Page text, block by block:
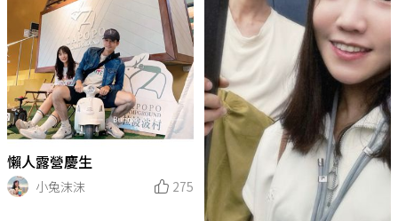
懶人露營慶生
小兔沫沫
275